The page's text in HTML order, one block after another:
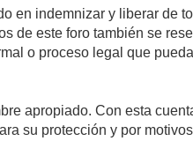
en indemnizar y liberar de
de este foro también se
o proceso legal que
apropiado. Con esta
su protección y por